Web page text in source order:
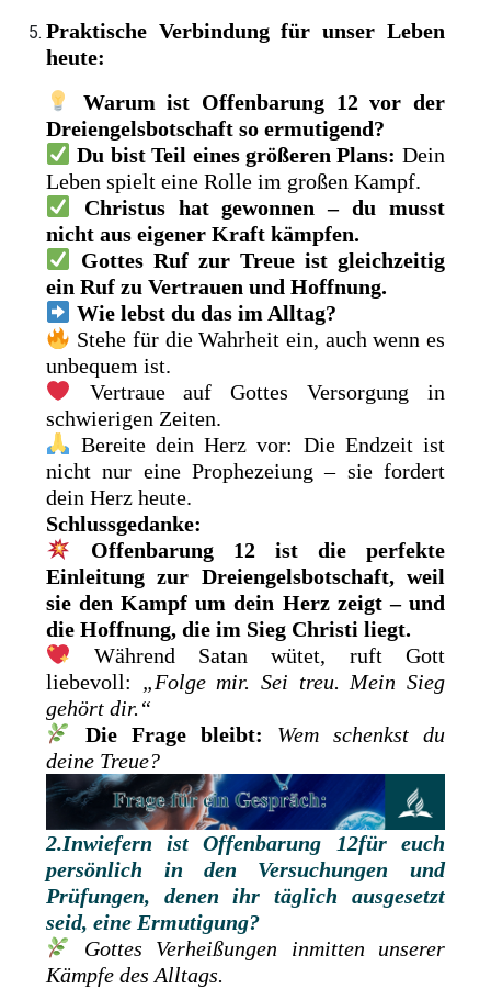
Praktische Verbindung für unser Leben
heute:
Warum ist Offenbarung 12 vor der
Dreiengelsbotschaft so ermutigend?
Du bist Teil eines größeren Plans: Dein
Leben spielt eine Rolle im großen Kampf.
Christus hat gewonnen – du musst
nicht aus eigener Kraft kämpfen.
Gottes Ruf zur Treue ist gleichzeitig
ein Ruf zu Vertrauen und Hoffnung.
Wie lebst du das im Alltag?
Stehe für die Wahrheit ein, auch wenn es
unbequem ist.
Vertraue auf Gottes Versorgung in
schwierigen Zeiten.
Bereite dein Herz vor: Die Endzeit ist
nicht nur eine Prophezeiung – sie fordert
dein Herz heute.
Schlussgedanke:
Offenbarung 12 ist die perfekte
Einleitung zur Dreiengelsbotschaft, weil
sie den Kampf um dein Herz zeigt – und
die Hoffnung, die im Sieg Christi liegt.
Während Satan wütet, ruft Gott
liebevoll: „Folge mir. Sei treu. Mein Sieg
gehört dir.“
Die Frage bleibt:
Wem schenkst du
deine Treue?
2.Inwiefern istOffenbarung 12für euch
persönlich in den Versuchungen und
Prüfungen, denen ihr täglich ausgesetzt
seid, eine Ermutigung?
Gottes Verheißungen inmitten unserer
Kämpfe des Alltags.